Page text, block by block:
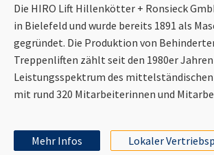
Die HIRO Lift Hillenkötter + Ronsieck
in Bielefeld und wurde bereits 1891 als
gegründet. Die Produktion von
Treppenliften zählt seit den 1980er
Leistungsspektrum des
mit rund 320 Mitarbeiterinnen und
Mehr Infos Lokaler